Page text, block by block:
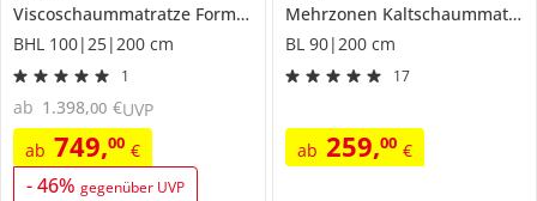
Viscoschaummatratze Form Plus Medium
BHL 100|25|200 cm
1
ab 749,00 €
-46% gegenüber UVP
ab 1.398,00 €UVP
Mehrzonen Kaltschaummatratze
BL 90|200 cm
17
ab 259,00 €